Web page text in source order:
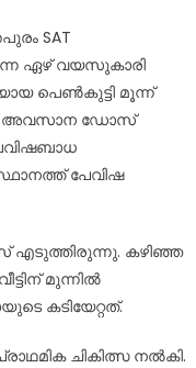
SAT
ഏഴ് വയസുകാരി
പെൺകുട്ടി മൂന്ന്
അവസാന ഡോസ്
പേവിഷ
കഴിഞ്ഞ
മുന്നിൽ
കടിയേറ്റത്.
ചികിത്സ നൽകി.